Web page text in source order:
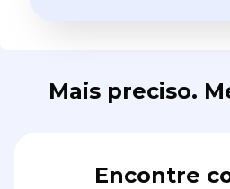
Mais preciso.
Encontre